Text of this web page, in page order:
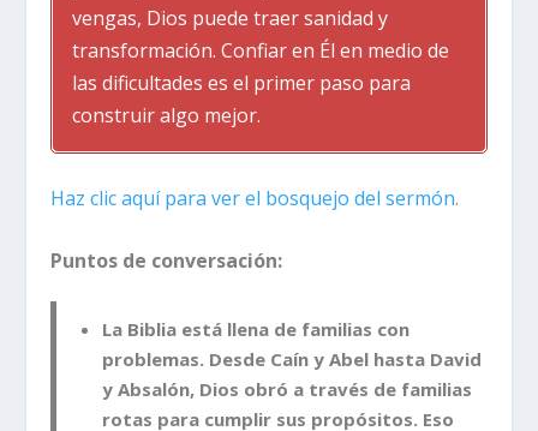
vengas, Dios puede traer sanidad y
transformación. Confiar en Él en medio de
las dificultades es el primer paso para
construir algo mejor.
Haz clic aquí para ver el bosquejo del sermón.
Puntos de conversación:
La Biblia está llena de familias con
problemas. Desde Caín y Abel hasta David
y Absalón, Dios obró a través de familias
rotas para cumplir sus propósitos. Eso